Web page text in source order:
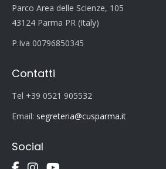
Parco Area delle Scienze, 105
43124 Parma PR (Italy)
P.Iva 00796850345
Contatti
Tel +39 0521 905532
Email: segreteria@cusparma.it
Social